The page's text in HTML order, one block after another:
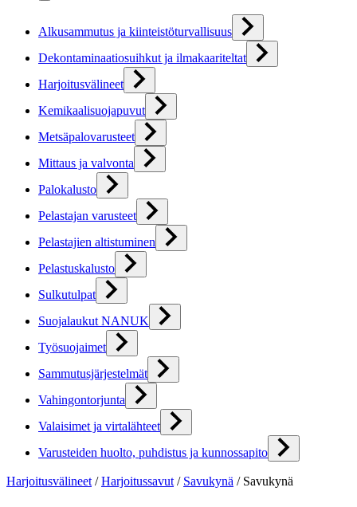
Alkusammutus ja kiinteistöturvallisuus
Dekontaminaatiosuihkut ja ilmakaariteltat
Harjoitusvälineet
Kemikaalisuojapuvut
Metsäpalovarusteet
Mittaus ja valvonta
Palokalusto
Pelastajan varusteet
Pelastajien altistuminen
Pelastuskalusto
Sulkutulpat
Suojalaukut NANUK
Työsuojaimet
Sammutusjärjestelmät
Vahingontorjunta
Valaisimet ja virtalähteet
Varusteiden huolto, puhdistus ja kunnossapito
Harjoitusvälineet /Harjoitussavut / Savukynä / Savukynä